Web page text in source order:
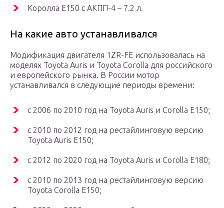
Королла Е150 с АКПП-4 – 7.2 л.
На какие авто устанавливался
Модификация двигателя 1ZR-FE использовалась на
моделях Toyota Auris и Toyota Corolla для российского
и европейского рынка. В России мотор
устанавливался в следующие периоды времени:
с 2006 по 2010 год на Toyota Auris и Corolla E150;
с 2010 по 2012 год на рестайлинговую версию
Toyota Auris E150;
с 2012 по 2020 год на Toyota Auris и Corolla E180;
с 2010 по 2013 год на рестайлинговую версию
Toyota Corolla E150;